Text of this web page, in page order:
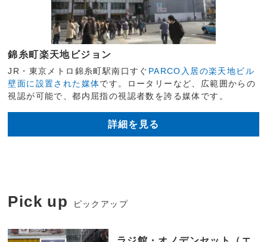
錦糸町楽天地ビジョン
JR・東京メトロ錦糸町駅南口すぐ PARCO入居の楽天地ビル
壁面に設置された媒体です。ロータリーなど、広範囲からの
視認が可能で、都内屈指の視認者数を誇る媒体です。
詳細を見る
Pick up ピックアップ